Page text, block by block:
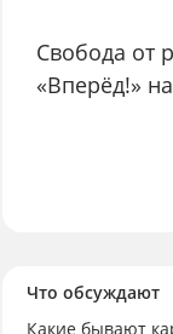
Свобода от
«Вперёд!»
Что обсуждают
Какие бывают